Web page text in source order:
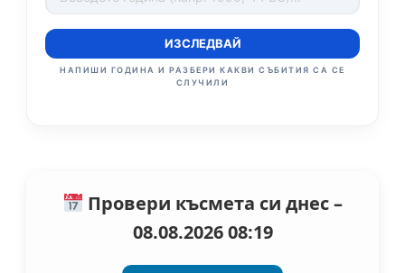
ИЗСЛЕДВАЙ
НАПИШИ ГОДИНА И РАЗБЕРИ КАКВИ СЪБИТИЯ СА СЕ
СЛУЧИЛИ
Провери късмета си днес –
08.08.2026 08:19